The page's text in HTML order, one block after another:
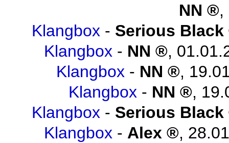
NN
,
Klangbox - Serious Black
Klangbox - NN ,
Klangbox - NN ,
Klangbox - NN ,
Klangbox - Serious Black
Klangbox - Alex ,